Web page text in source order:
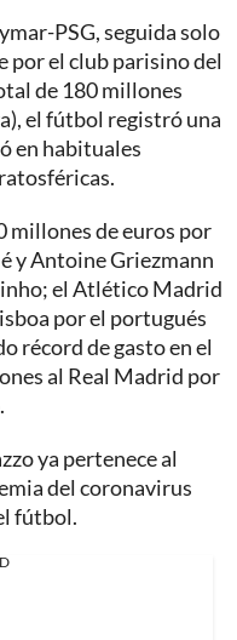
PSG, seguida solo
por el club parisino del
de 180 millones
el fútbol registró una
en habituales
millones de euros por
y Antoine Griezmann
el Atlético Madrid
por el portugués
récord de gasto en el
al Real Madrid por
ya pertenece al
del coronavirus
fútbol.